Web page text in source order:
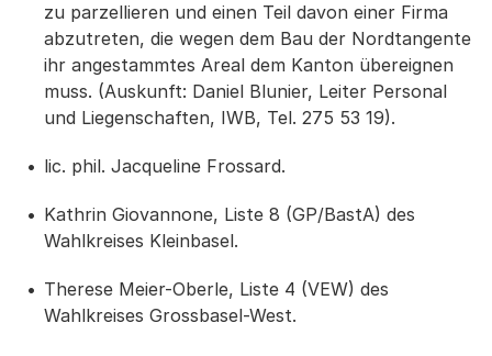
zu parzellieren und einen Teil davon einer Firma
abzutreten, die wegen dem Bau der Nordtangente
ihr angestammtes Areal dem Kanton übereignen
muss. (Auskunft: Daniel Blunier, Leiter Personal
und Liegenschaften, IWB, Tel. 275 53 19).
lic. phil. Jacqueline Frossard.
Kathrin Giovannone, Liste 8 (GP/BastA) des
Wahlkreises Kleinbasel.
Therese Meier-Oberle, Liste 4 (VEW) des
Wahlkreises Grossbasel-West.